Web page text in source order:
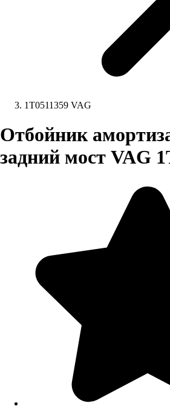
1T0511359 VAG
Отбойник
задний мост VAG